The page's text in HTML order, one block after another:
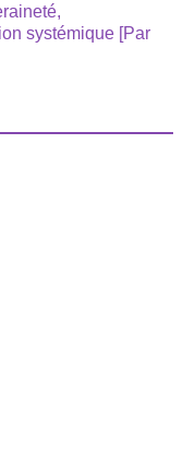
systémique [Par